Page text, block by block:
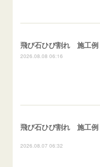
2026.08.08 06:16
2026.08.07 06:32